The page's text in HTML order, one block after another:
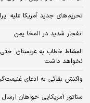
تحریم‌های جدید آمریکا علیه
انفجار شدید در المخا یمن
المشاط خطاب به عربستان:
نخواهد داشت
واکنش بقائی به ادعای
سناتور آمریکایی خواهان